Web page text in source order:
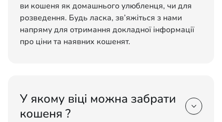
ви кошеня як домашнього улюбленця, чи для
розведення. Будь ласка, зв’яжіться з нами
напряму для отримання докладної інформації
про ціни та наявних кошенят.
У якому віці можна забрати
кошеня ?
